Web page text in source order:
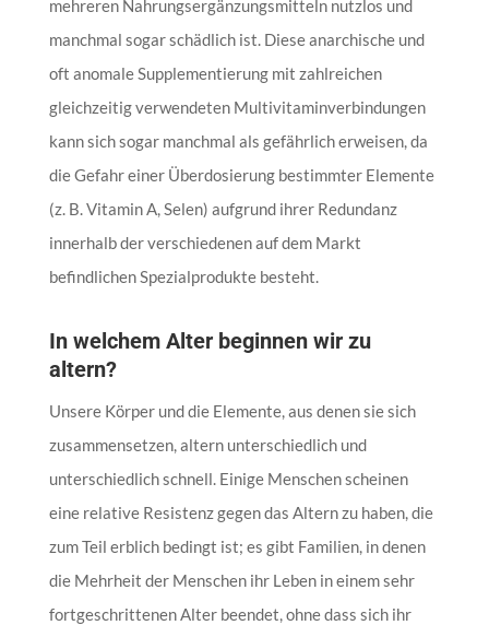
mehreren Nahrungsergänzungsmitteln nutzlos und
manchmal sogar schädlich ist. Diese anarchische und
oft anomale Supplementierung mit zahlreichen
gleichzeitig verwendeten Multivitaminverbindungen
kann sich sogar manchmal als gefährlich erweisen, da
die Gefahr einer Überdosierung bestimmter Elemente
(z. B. Vitamin A, Selen) aufgrund ihrer Redundanz
innerhalb der verschiedenen auf dem Markt
befindlichen Spezialprodukte besteht.
In welchem Alter beginnen wir zu
altern?
Unsere Körper und die Elemente, aus denen sie sich
zusammensetzen, altern unterschiedlich und
unterschiedlich schnell. Einige Menschen scheinen
eine relative Resistenz gegen das Altern zu haben, die
zum Teil erblich bedingt ist; es gibt Familien, in denen
die Mehrheit der Menschen ihr Leben in einem sehr
fortgeschrittenen Alter beendet, ohne dass sich ihr